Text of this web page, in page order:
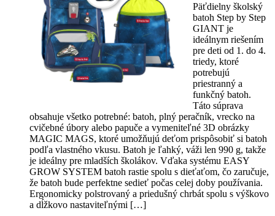
Päťdielny školský
batoh Step by Step
GIANT je
ideálnym riešením
pre deti od 1. do 4.
triedy, ktoré
potrebujú
priestranný a
funkčný batoh.
Táto súprava
obsahuje všetko potrebné: batoh, plný peračník, vrecko na
cvičebné úbory alebo papuče a vymeniteľné 3D obrázky
MAGIC MAGS, ktoré umožňujú deťom prispôsobiť si batoh
podľa vlastného vkusu. Batoh je ľahký, váži len 990 g, takže
je ideálny pre mladších školákov. Vďaka systému EASY
GROW SYSTEM batoh rastie spolu s dieťaťom, čo zaručuje,
že batoh bude perfektne sedieť počas celej doby používania.
Ergonomicky polstrovaný a priedušný chrbát spolu s výškovo
a dĺžkovo nastaviteľnými […]